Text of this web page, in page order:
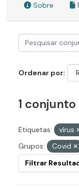
Sobre
Ordenar por
1
Etiquetas: vírus
Grupos:
Covid
Filtrar